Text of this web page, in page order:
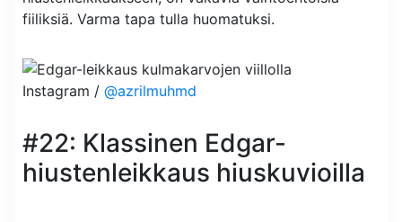
fiiliksiä. Varma tapa tulla huomatuksi.
Instagram / @azrilmuhmd
#22: Klassinen Edgar-
hiustenleikkaus hiuskuvioilla